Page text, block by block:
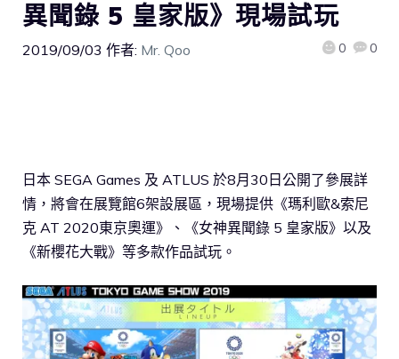
異聞錄 5 皇家版》現場試玩
2019/09/03 作者: Mr. Qoo 0 0
日本 SEGA Games 及 ATLUS 於8月30日公開了參展詳
情，將會在展覽館6架設展區，現場提供《瑪利歐&索尼
克 AT 2020東京奧運》、《女神異聞錄 5 皇家版》以及
《新櫻花大戰》等多款作品試玩。